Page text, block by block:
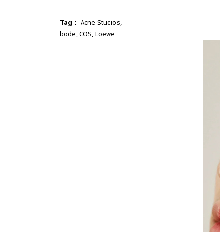
Tag： Acne Studios,
bode,COS, Loewe